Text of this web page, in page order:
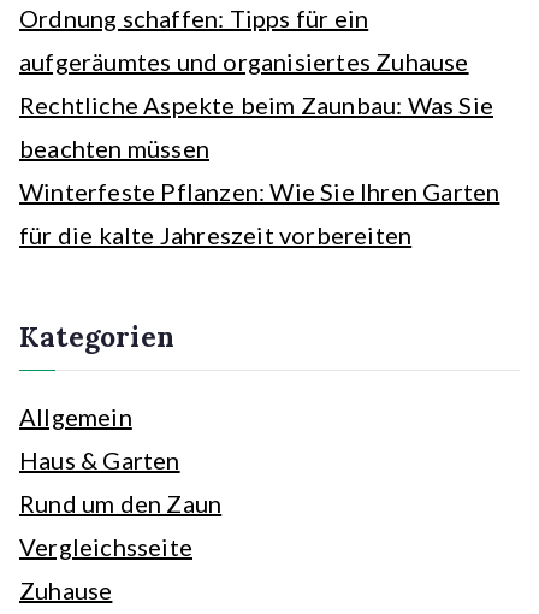
Ordnung schaffen: Tipps für ein
aufgeräumtes und organisiertes Zuhause
Rechtliche Aspekte beim Zaunbau: Was Sie
beachten müssen
Winterfeste Pflanzen: Wie Sie Ihren Garten
für die kalte Jahreszeit vorbereiten
Kategorien
Allgemein
Haus & Garten
Rund um den Zaun
Vergleichsseite
Zuhause